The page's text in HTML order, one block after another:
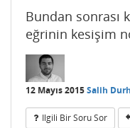
Bundan sonrası
eğrinin kesişim
12 Mayıs 2015Salih
Ilgili Bir Soru Sor